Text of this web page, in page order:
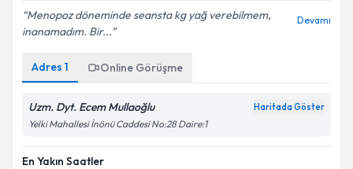
Menopoz döneminde seansta kg yağ verebilmem,
inanamadım. Bir...
Devamı
Adres 1 Online Görüşme
Uzm. Dyt. Ecem Mullaoğlu Haritada Göster
Yelki Mahallesi İnönü Caddesi No:28 Daire:1
En Yakın Saatler